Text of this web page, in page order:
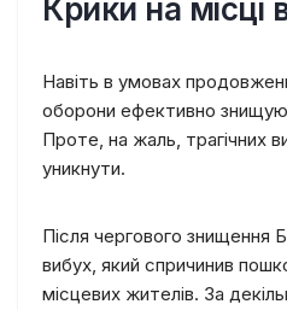
Крики на місці
Навіть в умовах
оборони ефективно
Проте, на жаль, трагічних
уникнути.
Після чергового знищення
вибух, який спричинив
місцевих жителів. За